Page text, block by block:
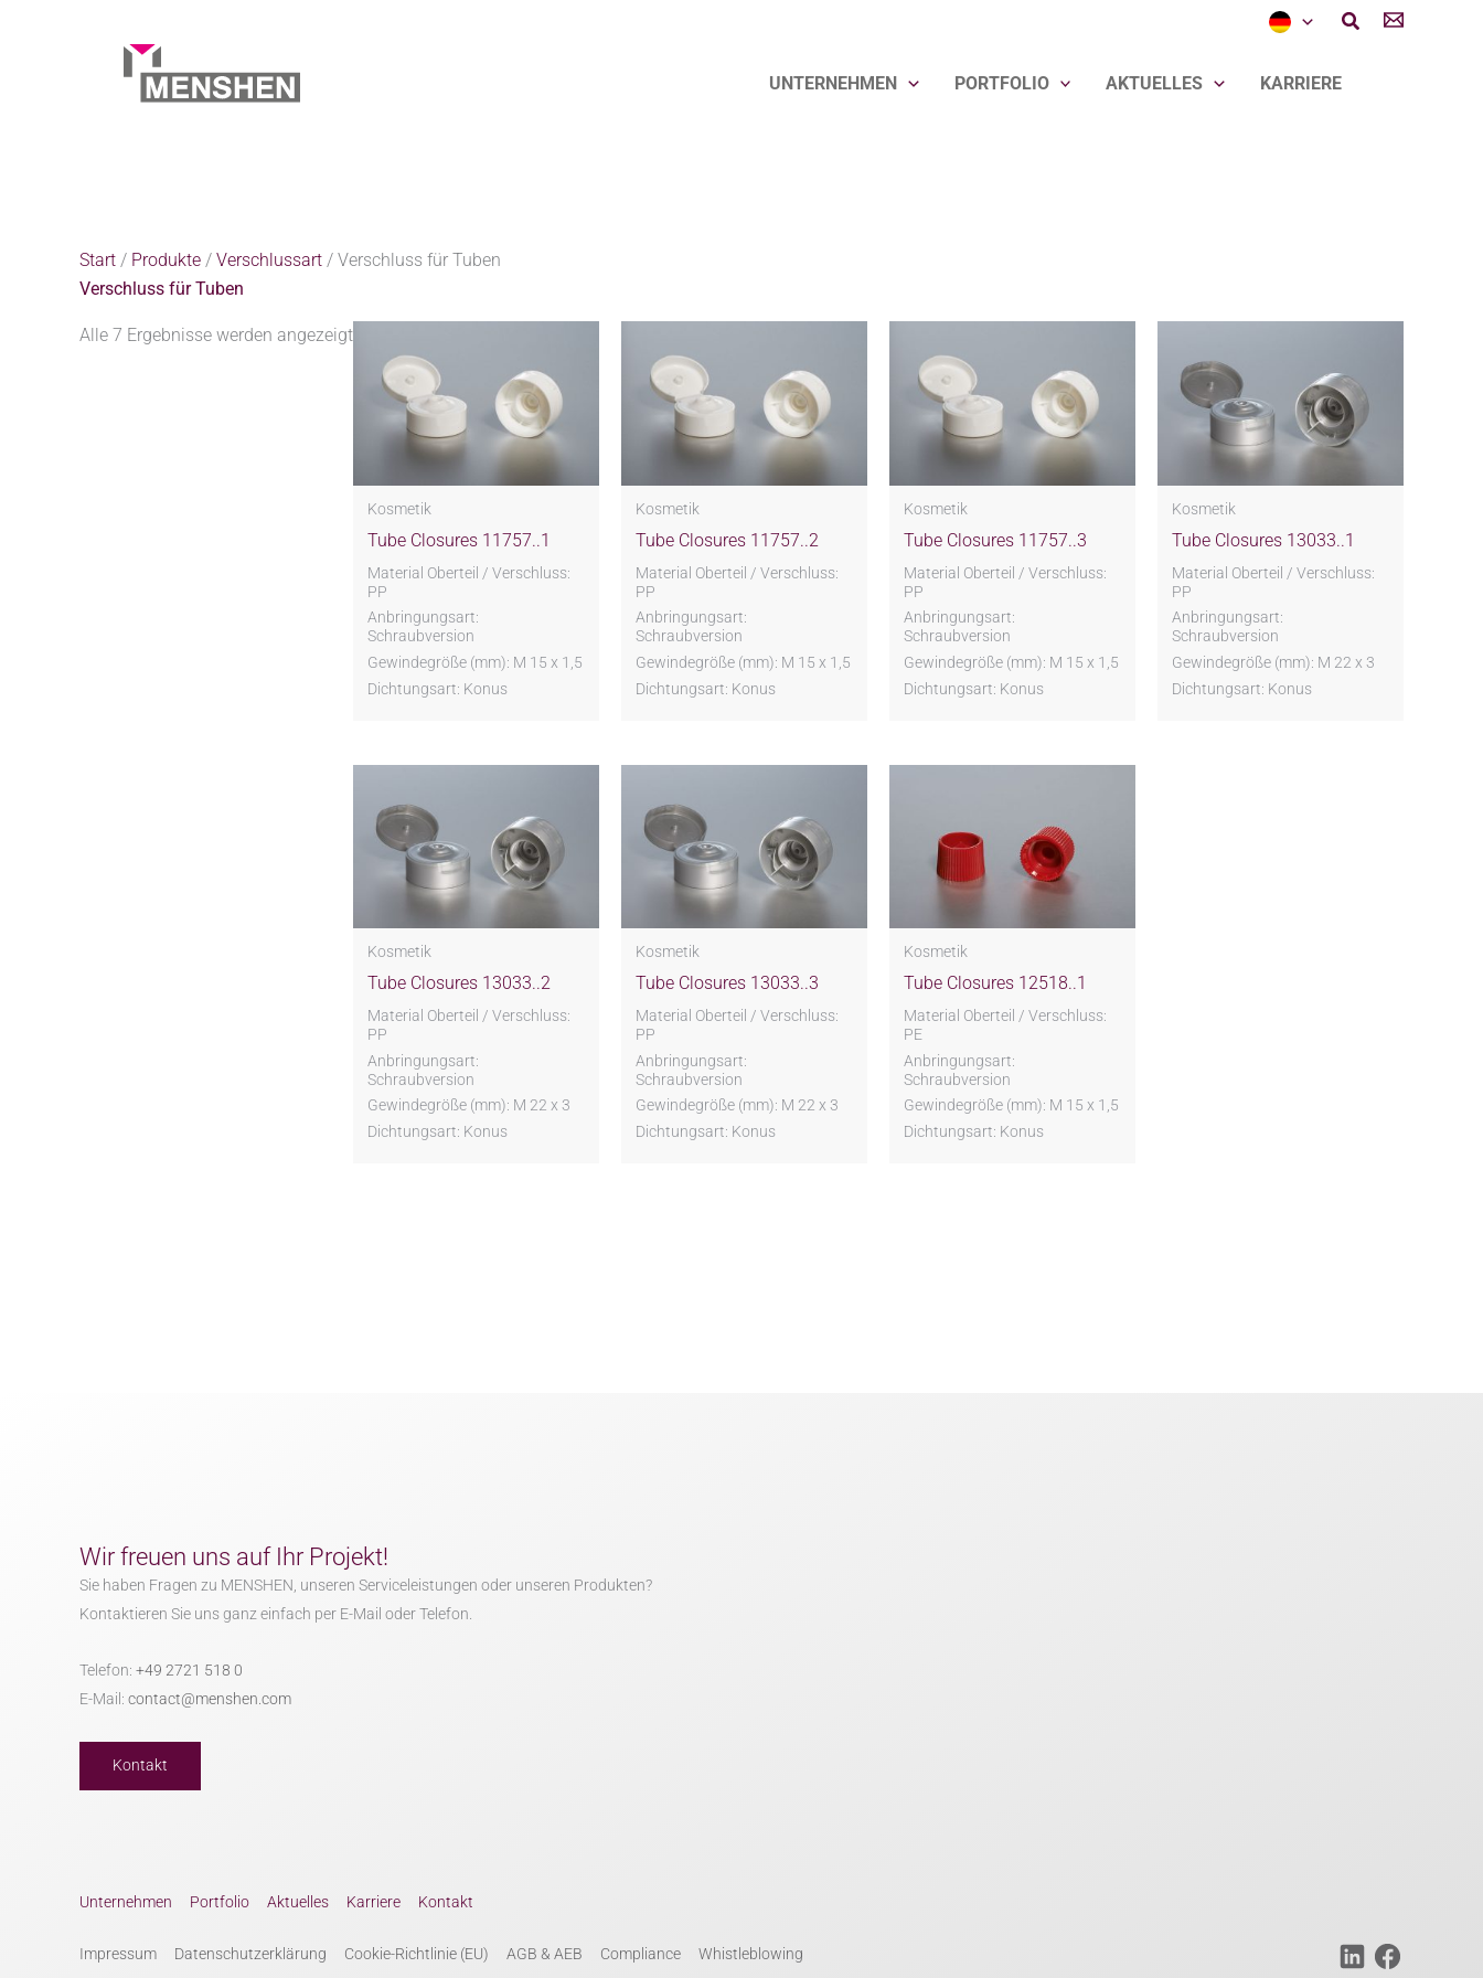
Suchen
UNTERNEHMEN PORTFOLIO AKTUELLES KARRIERE
Start / Produkte / Verschlussart / Verschluss für Tuben
Verschluss für Tuben
Alle 7 Ergebnisse werden angezeigt
Kosmetik
Tube Closures 11757..1
Material Oberteil / Verschluss:
PP
Anbringungsart:
Schraubversion
Gewindegröße (mm): M 15 x 1,5
Dichtungsart: Konus
Kosmetik
Tube Closures 11757..2
Material Oberteil / Verschluss:
PP
Anbringungsart:
Schraubversion
Gewindegröße (mm): M 15 x 1,5
Dichtungsart: Konus
Kosmetik
Tube Closures 11757..3
Material Oberteil / Verschluss:
PP
Anbringungsart:
Schraubversion
Gewindegröße (mm): M 15 x 1,5
Dichtungsart: Konus
Kosmetik
Tube Closures 13033..1
Material Oberteil / Verschluss:
PP
Anbringungsart:
Schraubversion
Gewindegröße (mm): M 22 x 3
Dichtungsart: Konus
Kosmetik
Tube Closures 13033..2
Material Oberteil / Verschluss:
PP
Anbringungsart:
Schraubversion
Gewindegröße (mm): M 22 x 3
Dichtungsart: Konus
Kosmetik
Tube Closures 13033..3
Material Oberteil / Verschluss:
PP
Anbringungsart:
Schraubversion
Gewindegröße (mm): M 22 x 3
Dichtungsart: Konus
Kosmetik
Tube Closures 12518..1
Material Oberteil / Verschluss:
PE
Anbringungsart:
Schraubversion
Gewindegröße (mm): M 15 x 1,5
Dichtungsart: Konus
Wir freuen uns auf Ihr Projekt!
Sie haben Fragen zu MENSHEN, unseren Serviceleistungen oder unseren Produkten?
Kontaktieren Sie uns ganz einfach per E-Mail oder Telefon.
Telefon: +49 2721 518 0
E-Mail: contact@menshen.com
Kontakt
Unternehmen Portfolio Aktuelles Karriere Kontakt
Impressum Datenschutzerklärung Cookie-Richtlinie (EU) AGB & AEB Compliance Whistleblowing